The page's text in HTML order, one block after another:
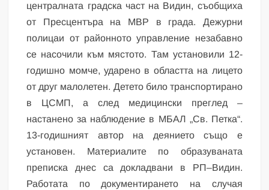
централната градска част на Видин, съобщиха
от Пресцентъра на МВР в града. Дежурни
полицаи от районното управление незабавно
се насочили към мястото. Там установили 12-
годишно момче, ударено в областта на лицето
от друг малолетен. Детето било транспортирано
в ЦСМП, а след медицински преглед –
настанено за наблюдение в МБАЛ „Св. Петка“.
13-годишният автор на деянието също е
установен. Материалите по образуваната
преписка днес са докладвани в РП–Видин.
Работата по документирането на случая